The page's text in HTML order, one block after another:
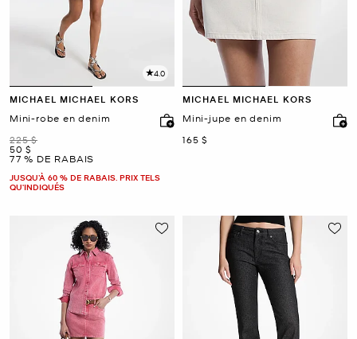
4.0
MICHAEL MICHAEL KORS
Mini-robe en denim
était
225 $
maintenant
50 $
77 % DE RABAIS
JUSQU’À 60 % DE RABAIS. PRIX TELS
QU'INDIQUÉS
MICHAEL MICHAEL KORS
Mini-jupe en denim
maintenant
165 $